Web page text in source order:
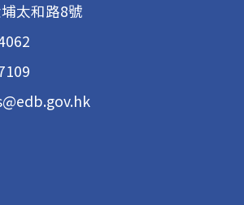
太和路8號